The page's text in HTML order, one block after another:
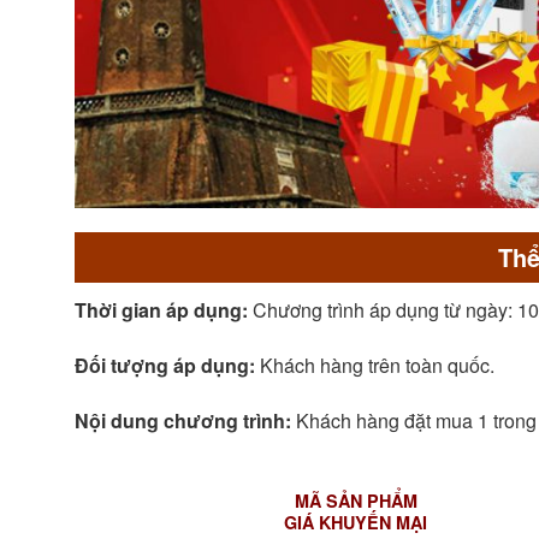
Thời gian áp dụng: Chương trình áp dụng từ ngày:
Đối tượng áp dụng: Khách hàng trên toàn quốc.
Nội dung chương trình: Khách hàng đặt mua 1
MÃ SẢN PHẨM
GIÁ KHUYẾN MẠI